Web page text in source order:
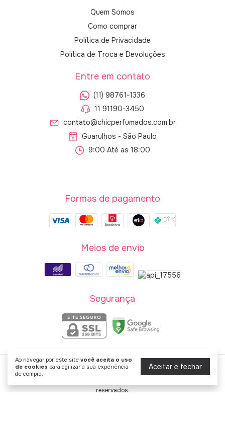
Ao navegar por este site você aceita o uso
de cookies para agilizar a sua experiência
de compra.
Aceitar e fechar
Quem Somos
Como comprar
Política de Privacidade
Política de Troca e Devoluções
Entre em contato
(11) 98761-1336
11 91190-3450
contato@chicperfumados.com.br
Guarulhos - São Paulo
9:00 Até as 18:00
Formas de pagamento
Meios de envio
Segurança
Chic & Perfumados: Sua dose diária de luxo e elegância
reservados.